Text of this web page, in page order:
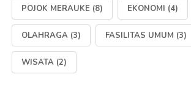
POJOK MERAUKE (8) EKONOMI (4)
OLAHRAGA (3) FASILITAS UMUM (3)
WISATA (2)